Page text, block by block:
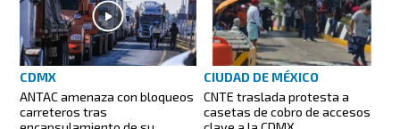
CDMX
ANTAC amenaza con bloqueos
carreteros tras
CIUDAD DE MÉXICO
CNTE traslada protesta a
casetas de cobro de accesos